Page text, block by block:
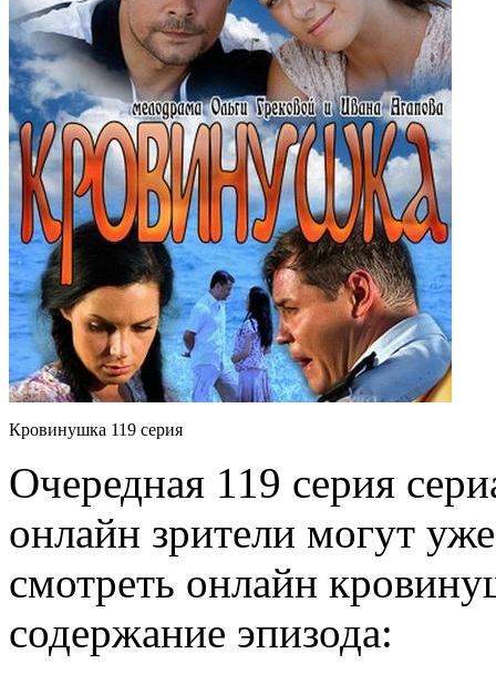
Кровинушка 119 серия
Очередная 119 серия
онлайн зрители могут
смотреть онлайн
содержание эпизода: